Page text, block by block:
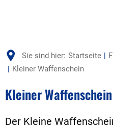
Sie sind hier: Startseite
Kleiner Waffenschein
Kleiner Waffenschein
Der Kleine